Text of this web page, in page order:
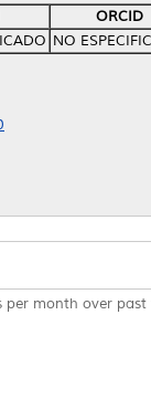
ORCID
NO
per month over past